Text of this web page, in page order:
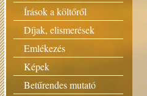
Írások a költőről
Díjak, elismerések
Emlékezés
Képek
Betűrendes mutató